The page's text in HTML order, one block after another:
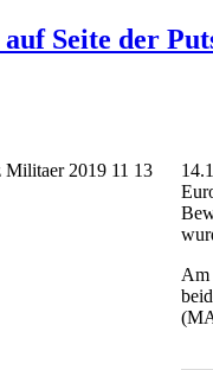
Seite der
Am